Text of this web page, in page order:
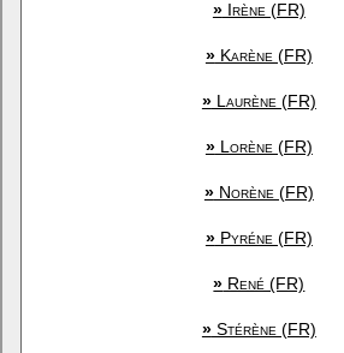
»Irène (FR)
»Karène (FR)
»Laurène (FR)
»Lorène (FR)
»Norène (FR)
»Pyréne (FR)
» René (FR)
»Stérène (FR)